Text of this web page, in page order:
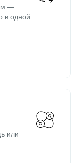
—
в одной
или